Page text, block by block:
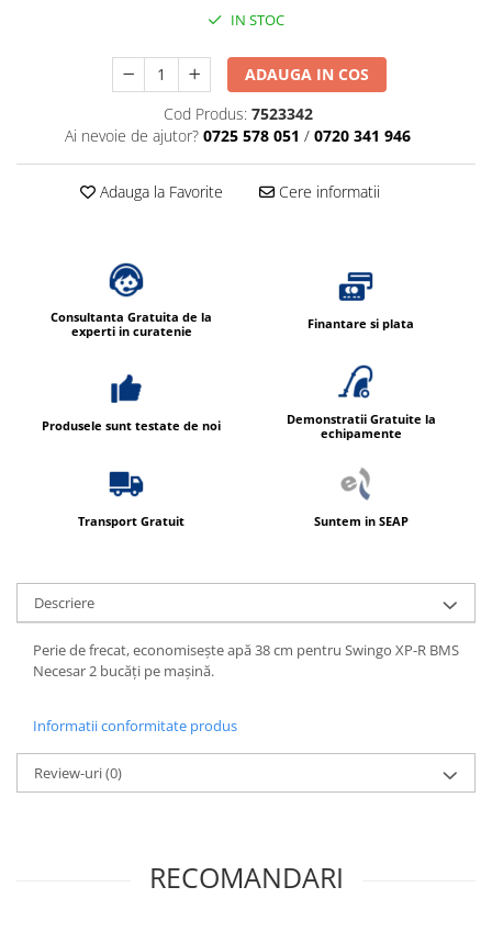
Dispensere acoperitoare colac wc
Dispensere hartie igienica
Dispensere odorizante
Dispensere pungi igiena feminina
Dispensere rola prosop hartie
Dispensere servetele masa,
servetele faciale
Uscatoare de maini si par
Uscatoare de maini
Produse ingrijire personala
Sapun solid
Sapun spuma
Consumabile hartie
Cearceaf hartie & cearceaf hartie
Hartie igienica
Role hartie industriala
IN STOC
ADAUGA IN COS
Cod Produs: 7523342
Ai nevoie de ajutor? 0725 578 051 / 0720 341 946
Adauga la Favorite Cere informatii
Consultanta Gratuita de la
experti in curatenie
Finantare si plata
Produsele sunt testate de noi
Demonstratii Gratuite la
echipamente
Transport Gratuit Suntem in SEAP
Descriere
Perie de frecat, economisește apă 38 cm pentru Swingo XP-R BMS
Necesar 2 bucăţi pe maşină.
Informatii conformitate produs
Review-uri(0)
RECOMANDARI